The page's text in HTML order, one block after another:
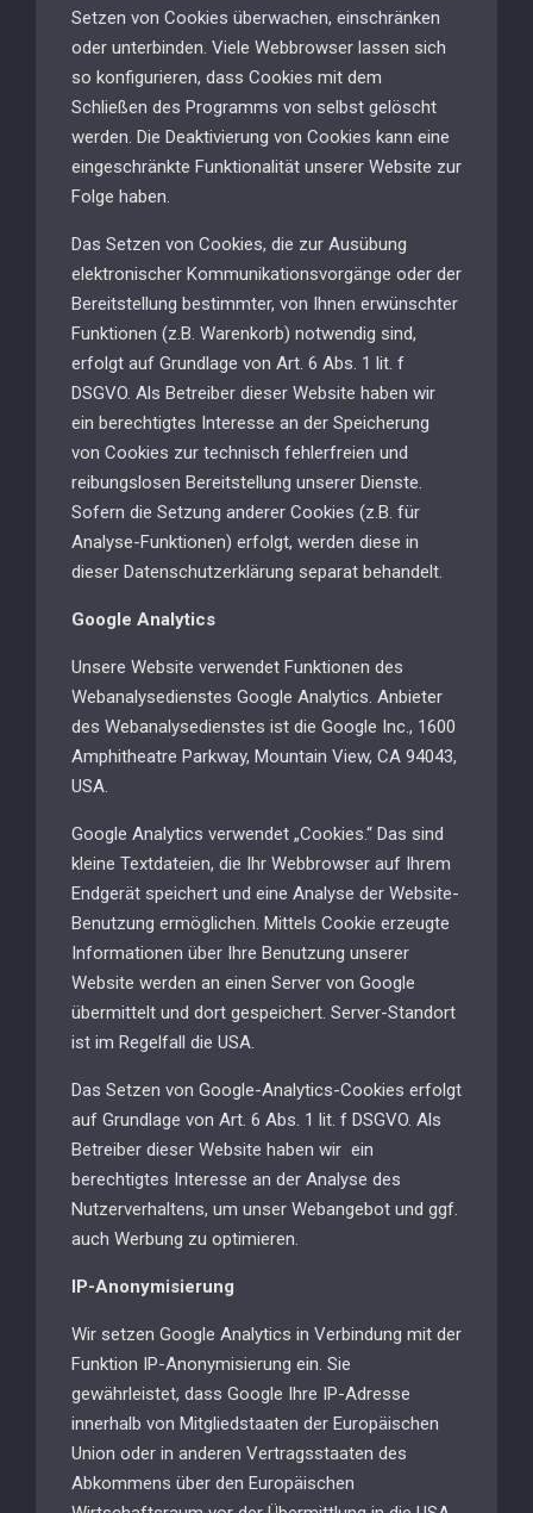
Setzen von Cookies überwachen, einschränken
oder unterbinden. Viele Webbrowser lassen sich
so konfigurieren, dass Cookies mit dem
Schließen des Programms von selbst gelöscht
werden. Die Deaktivierung von Cookies kann eine
eingeschränkte Funktionalität unserer Website zur
Folge haben.
Das Setzen von Cookies, die zur Ausübung
elektronischer Kommunikationsvorgänge oder der
Bereitstellung bestimmter, von Ihnen erwünschter
Funktionen (z.B. Warenkorb) notwendig sind,
erfolgt auf Grundlage von Art. 6 Abs. 1 lit. f
DSGVO. Als Betreiber dieser Website haben wir
ein berechtigtes Interesse an der Speicherung
von Cookies zur technisch fehlerfreien und
reibungslosen Bereitstellung unserer Dienste.
Sofern die Setzung anderer Cookies (z.B. für
Analyse-Funktionen) erfolgt, werden diese in
dieser Datenschutzerklärung separat behandelt.
Google Analytics
Unsere Website verwendet Funktionen des
Webanalysedienstes Google Analytics. Anbieter
des Webanalysedienstes ist die Google Inc., 1600
Amphitheatre Parkway, Mountain View, CA 94043,
USA.
Google Analytics verwendet „Cookies.“ Das sind
kleine Textdateien, die Ihr Webbrowser auf Ihrem
Endgerät speichert und eine Analyse der Website-
Benutzung ermöglichen. Mittels Cookie erzeugte
Informationen über Ihre Benutzung unserer
Website werden an einen Server von Google
übermittelt und dort gespeichert. Server-Standort
ist im Regelfall die USA.
Das Setzen von Google-Analytics-Cookies erfolgt
auf Grundlage von Art. 6 Abs. 1 lit. f DSGVO. Als
Betreiber dieser Website haben wir ein
berechtigtes Interesse an der Analyse des
Nutzerverhaltens, um unser Webangebot und ggf.
auch Werbung zu optimieren.
IP-Anonymisierung
Wir setzen Google Analytics in Verbindung mit der
Funktion IP-Anonymisierung ein. Sie
gewährleistet, dass Google Ihre IP-Adresse
innerhalb von Mitgliedstaaten der Europäischen
Union oder in anderen Vertragsstaaten des
Abkommens über den Europäischen